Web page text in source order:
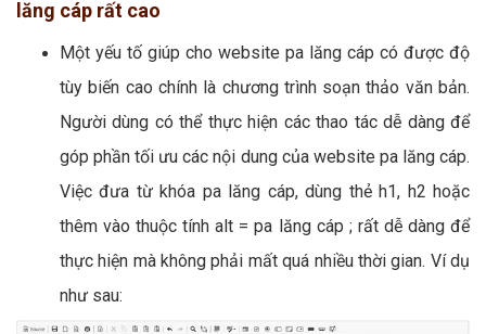
lăng cáp rất cao
Một yếu tố giúp cho website pa lăng cáp có được độ
tùy biến cao chính là chương trình soạn thảo văn bản.
Người dùng có thể thực hiện các thao tác dễ dàng để
góp phần tối ưu các nội dung của website pa lăng cáp.
Việc đưa từ khóa pa lăng cáp, dùng thẻ h1, h2 hoặc
thêm vào thuộc tính alt = pa lăng cáp ; rất dễ dàng để
thực hiện mà không phải mất quá nhiều thời gian. Ví dụ
như sau: